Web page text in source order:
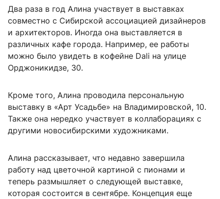
Два раза в год Алина участвует в выставках
совместно с Сибирской ассоциацией дизайнеров
и архитекторов. Иногда она выставляется в
различных кафе города. Например, ее работы
можно было увидеть в кофейне Dali на улице
Орджоникидзе, 30.
Кроме того, Алина проводила персональную
выставку в «Арт Усадьбе» на Владимировской, 10.
Также она нередко участвует в коллаборациях с
другими новосибирскими художниками.
Алина рассказывает, что недавно завершила
работу над цветочной картиной с пионами и
теперь размышляет о следующей выставке,
которая состоится в сентябре. Концепция еще